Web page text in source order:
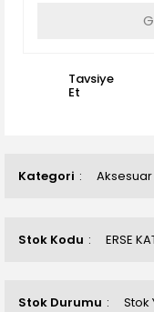
Kategori Aksesuar
Stok Kodu ERSE
Stok Durumu Stok
Tavsiye
Et